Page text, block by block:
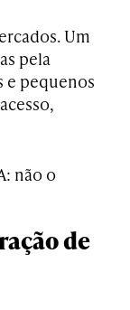
Um
pela
pequenos
não o
de